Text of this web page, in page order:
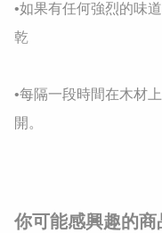
•如果有任何強烈的味
乾
•每隔一段時間在木材
開。
你可能感興趣的商